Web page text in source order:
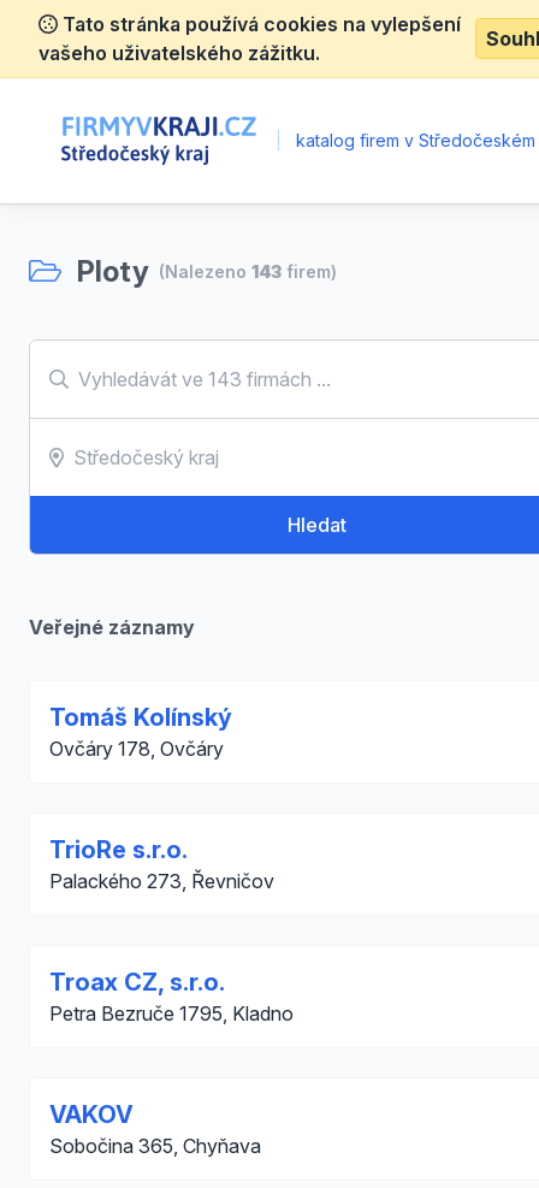
Tato stránka používá cookies na vylepšení
vašeho uživatelského zážitku.
katalog firem v Středočeském
Ploty (Nalezeno 143 firem)
Hledat
Veřejné záznamy
Tomáš Kolínský
Ovčáry 178, Ovčáry
TrioRe s.r.o.
Palackého 273, Řevničov
Troax CZ, s.r.o.
Petra Bezruče 1795, Kladno
VAKOV
Sobočina 365, Chyňava